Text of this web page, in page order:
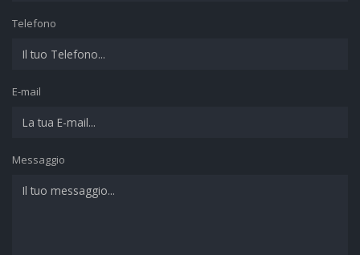
Telefono
E-mail
Messaggio